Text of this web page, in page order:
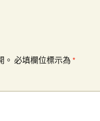
。 必填欄位標示為 *